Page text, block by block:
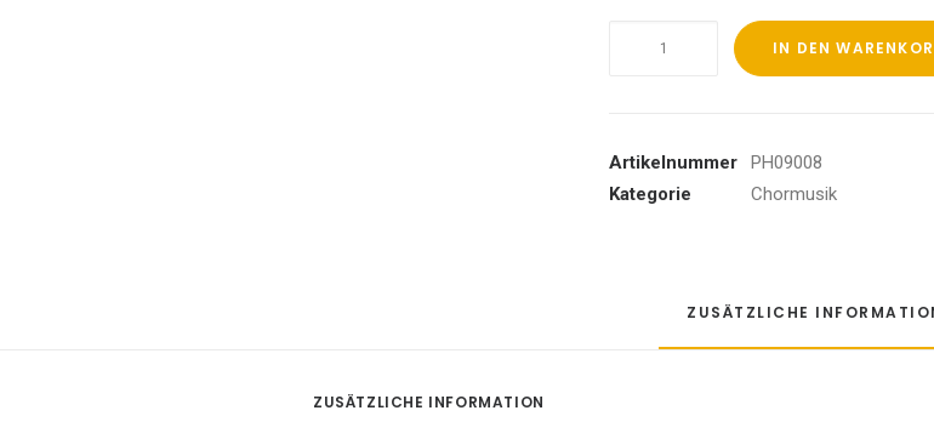
IN DEN
Artikelnummer
PH09008
Kategorie
Chormusik
ZUSÄTZLICHE
ZUSÄTZLICHE INFORMATION